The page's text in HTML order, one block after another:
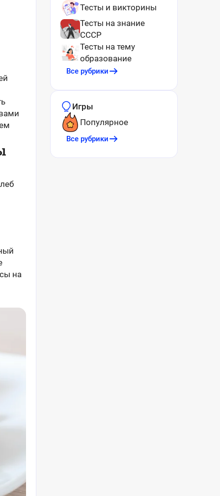
на
Тесты и викторины
Тесты на знание
СССР
Тесты на тему
образование
Все рубрики
Игры
Популярное
Все рубрики